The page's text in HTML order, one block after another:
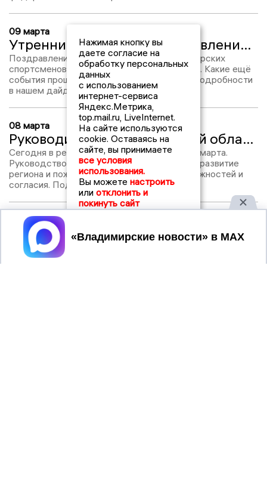
09 марта
Утренний дайджест: поздравление с 8 марта, титул лучшего игрока Суперлиги и резкое похолодание
Поздравления от властей, медали владимирских
спортсменов, похолодание и уборка свалки. Какие ещё
события прошли незамеченными? Узнайте подробности
в нашем дайджесте.
08 марта
Руководители Владимирской области поздравили женщин с 8 марта
Сегодня в регионе поздравили женщин с 8 марта.
Руководство области отметило их вклад в развитие
региона и пожелало здоровья, новых возможностей и
согласия. Подробности в материале.
02 марта
Во Владимирской области проверят запасы льготных
лекарств и улучшат их доставку. Подробности и новые
Нажимая кнопку вы
даете согласие на
обработку персональных
данных
с использованием
интернет-сервиса
Яндекс.Метрика,
top.mail.ru, LiveInternet.
На сайте используются
cookie. Оставаясь на
сайте, вы принимаете
все условия
использования.
Вы можете настроить
или отклонить и
покинуть сайт
Принять